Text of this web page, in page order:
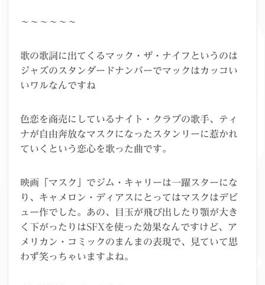
～～～～～～
歌の歌詞に出てくるマック・ザ・ナイフというのは
ジャズのスタンダードナンバーでマックはカッコい
いワルなんですね
色恋を商売にしているナイト・クラブの歌手、ティ
ナが自由奔放なマスクになったスタンリーに惹かれ
ていくという恋心を歌った曲です。
映画「マスク」でジム・キャリーは一躍スターにな
り、キャメロン・ディアスにとってはマスクはデビ
ュー作でした。あの、目玉が飛び出したり顎が大き
く下がったりはSFXを使った効果なんですけど、ア
メリカン・コミックのまんまの表現で、見ていて思
わず笑っちゃいますよね。